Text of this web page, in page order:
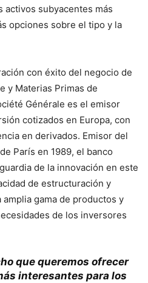
activos subyacentes más
opciones sobre el tipo y la
con éxito del negocio de
y Materias Primas de
Générale es el emisor
cotizados en Europa, con
en derivados. Emisor del
París en 1989, el banco
de la innovación en este
de estructuración y
gama de productos y
de los inversores
que queremos ofrecer
interesantes para los